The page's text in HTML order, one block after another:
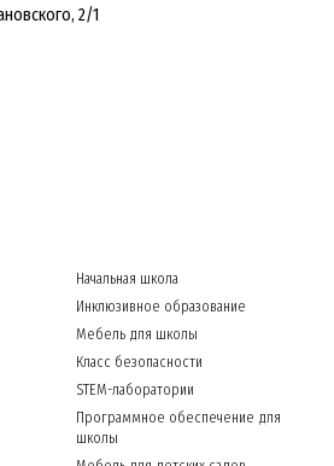
2/1
Начальная школа
Инклюзивное образование
Мебель для школы
Класс безопасности
STEM-лаборатории
Программное обеспечение для
школы